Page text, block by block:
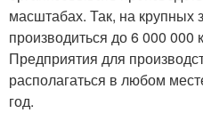
масштабах. Так, на крупных
производиться до 6 000 000
Предприятия для
располагаться в любом
год.